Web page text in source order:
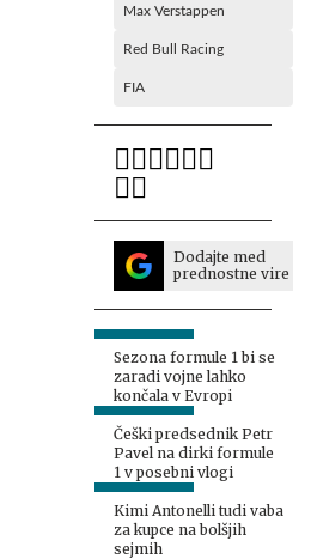
Max Verstappen
Red Bull Racing
FIA
Dodajte med
prednostne vire
Sezona formule 1 bi se
zaradi vojne lahko
končala v Evropi
Češki predsednik Petr
Pavel na dirki formule
1 v posebni vlogi
Kimi Antonelli tudi vaba
za kupce na bolšjih
sejmih